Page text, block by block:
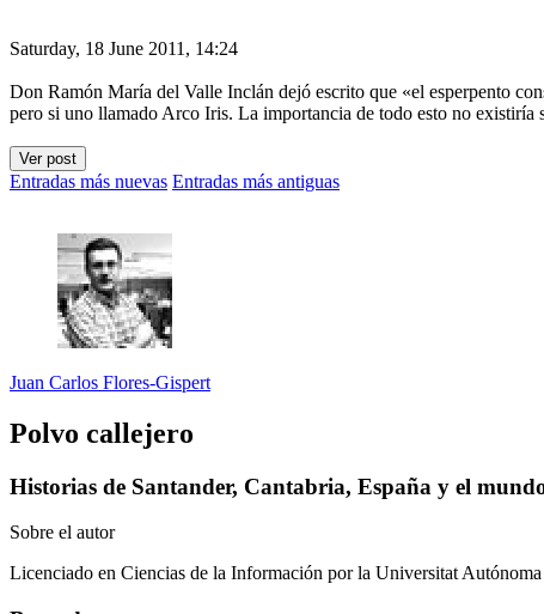
Saturday, 18 June 2011, 14:24
Don Ramón María del Valle Inclán dejó escrito que «el esperpento
pero si uno llamado Arco Iris. La importancia de todo esto no
Ver post
Entradas más nuevas Entradas más antiguas
Juan Carlos Flores-Gispert
Polvo callejero
Historias de Santander, Cantabria, España y el
Sobre el autor
Licenciado en Ciencias de la Información por la Universitat